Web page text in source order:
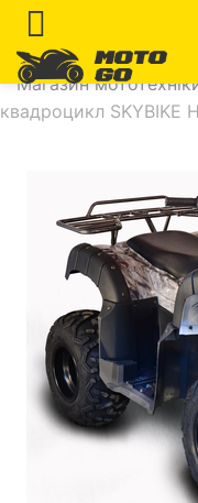
Магазин
квадроцикл SKYBIKE